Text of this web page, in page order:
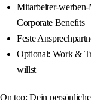
Mitarbeiter-werben-
Corporate Benefits
Feste
Optional: Work &
willst
On top: Dein